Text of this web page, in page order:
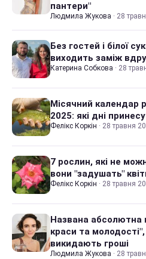
пантери"
Людмила Жукова · 28
Без гостей і білої
виходить заміж
Катерина Собкова · 28
Місячний календар
2025: які дні
Фелікс Коркін · 28 травня
7 рослин, які не
вони "задушать"
Фелікс Коркін · 28 травня
Названа абсолютна
краси та молодості",
викидають гроші
Людмила Жукова · 28